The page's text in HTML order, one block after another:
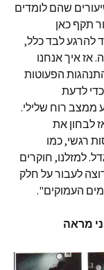
שהם לומדים
תקף כאן
להרגע לבד כלל,
אז איך אנחנו
הפעוטות
לדעת
רוח שלילי.
לבחון את
רגשי, כמו
למזלנו, חוקרים
לעבור על חלק
העמוקים".
מראה